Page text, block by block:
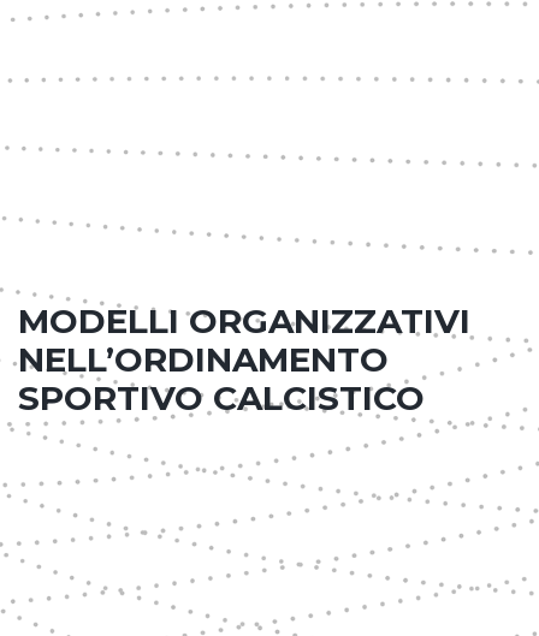
MODELLI ORGANIZZATIVI
NELL’ORDINAMENTO
SPORTIVO CALCISTICO